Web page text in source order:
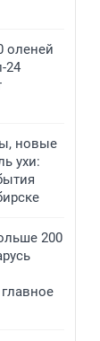
оленей
24
новые
ухи:
200